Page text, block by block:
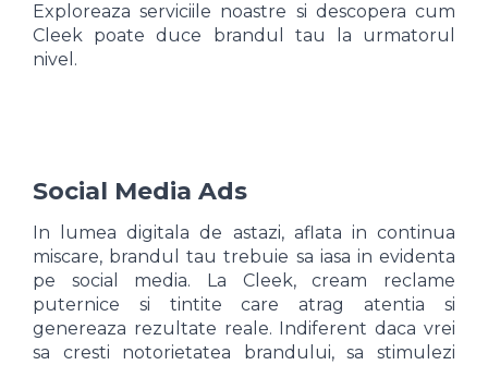
Exploreaza serviciile noastre si descopera cum
Cleek poate duce brandul tau la urmatorul
nivel.
Social Media Ads
In lumea digitala de astazi, aflata in continua
miscare, brandul tau trebuie sa iasa in evidenta
pe social media. La Cleek, cream reclame
puternice si tintite care atrag atentia si
genereaza rezultate reale. Indiferent daca vrei
sa cresti notorietatea brandului, sa stimulezi